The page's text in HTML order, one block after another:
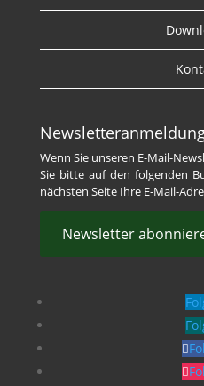
Wenn Sie unseren E-Mail-
Sie bitte auf den folgenden
nächsten Seite Ihre E-Mail-
Newsletter